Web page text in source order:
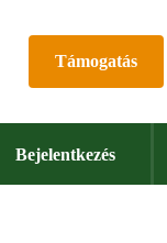
Támogatás
Bejelentkezés